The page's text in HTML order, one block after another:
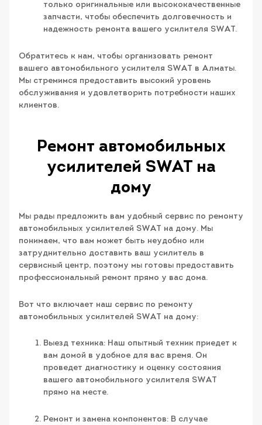
только оригинальные или высококачественные
запчасти, чтобы обеспечить долговечность и
надежность ремонта вашего усилителя SWAT.
Обратитесь к нам, чтобы организовать ремонт
вашего автомобильного усилителя SWAT в Алматы.
Мы стремимся предоставить высокий уровень
обслуживания и удовлетворить потребности наших
клиентов.
Ремонт автомобильных
усилителей SWAT на
дому
Мы рады предложить вам удобный сервис по ремонту
автомобильных усилителей SWAT на дому. Мы
понимаем, что вам может быть неудобно или
затруднительно доставить ваш усилитель в
сервисный центр, поэтому мы готовы предоставить
профессиональный ремонт прямо у вас дома.
Вот что включает наш сервис по ремонту
автомобильных усилителей SWAT на дому:
Выезд техника: Наш опытный техник приедет к
вам домой в удобное для вас время. Он
проведет диагностику и оценку состояния
вашего автомобильного усилителя SWAT
прямо на месте.
Ремонт и замена компонентов: В случае